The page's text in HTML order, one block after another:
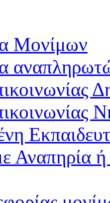
Μονίμων
ή /